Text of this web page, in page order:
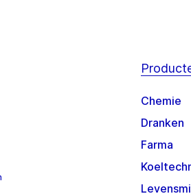
Chemie
Dranken
Farma